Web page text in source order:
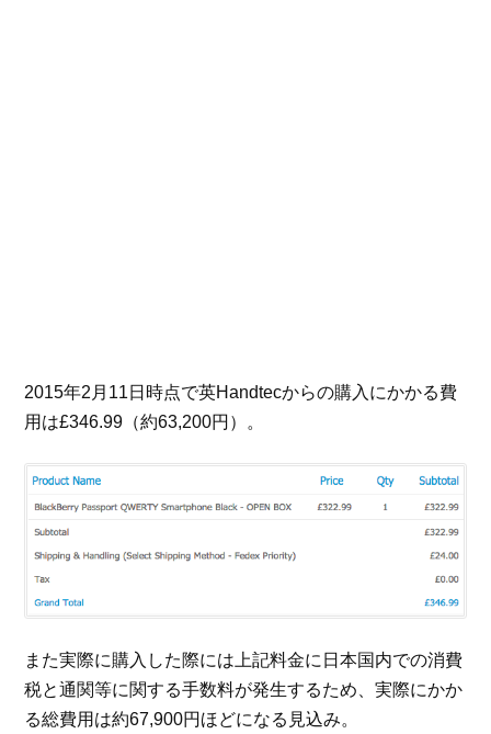
2015年2月11日時点で英Handtecからの購入にかかる費
用は£346.99（約63,200円）。
また実際に購入した際には上記料金に日本国内での消費
税と通関等に関する手数料が発生するため、実際にかか
る総費用は約67,900円ほどになる見込み。